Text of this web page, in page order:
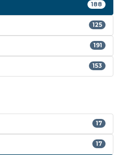
188
125
191
153
17
17